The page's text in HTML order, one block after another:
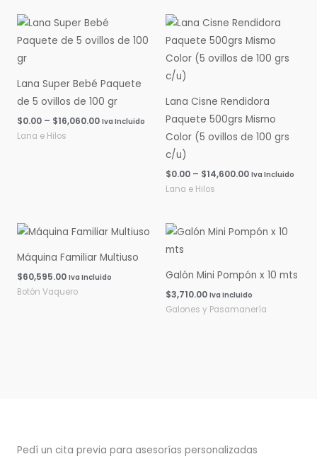
Lana Super Bebé Paquete
de 5 ovillos de 100 gr
$0.00 – $16,060.00
Rango
de
precios:
$16,060.00
Iva Incluido
Lana e Hilos
Lana Cisne Rendidora
Paquete 500grs Mismo
Color (5 ovillos de 100 grs
c/u)
$0.00 – $14,600.00
Rango
de
precios:
desde
$0.00
Iva Incluido
Lana e Hilos
Máquina Familiar Multiuso
$60,595.00 Iva Incluido
Botón Vaquero
Galón Mini Pompón x 10 mts
$3,710.00 Iva Incluido
Galones y Pasamanería
Pedí un cita previa para asesorías personalizadas